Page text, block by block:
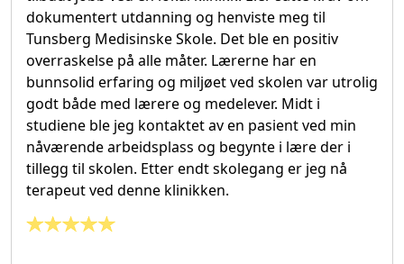
dokumentert utdanning og henviste meg til
Tunsberg Medisinske Skole. Det ble en positiv
overraskelse på alle måter. Lærerne har en
bunnsolid erfaring og miljøet ved skolen var utrolig
godt både med lærere og medelever. Midt i
studiene ble jeg kontaktet av en pasient ved min
nåværende arbeidsplass og begynte i lære der i
tillegg til skolen. Etter endt skolegang er jeg nå
terapeut ved denne klinikken.